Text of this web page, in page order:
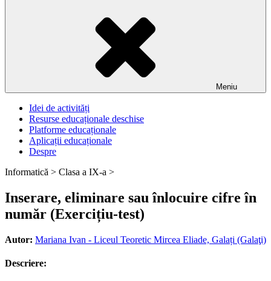
Meniu
Idei de activități
Resurse educaționale deschise
Platforme educaționale
Aplicații educaționale
Despre
Informatică > Clasa a IX-a >
Inserare, eliminare sau înlocuire cifre în
număr (Exercițiu-test)
Autor: Mariana Ivan - Liceul Teoretic Mircea Eliade, Galați (Galaţi)
Descriere: